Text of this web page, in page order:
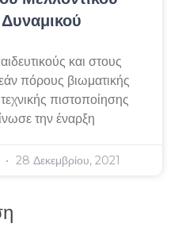
και στους
πόρους βιωματικής
πιστοποίησης
την έναρξη
28 Δεκεμβρίου, 2021